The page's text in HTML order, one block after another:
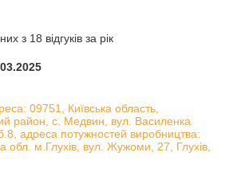
з 18 відгуків за рік
09751, Київська область,
район, с. Медвин, вул. Василенка
адреса потужностей виробництва:
обл. м.Глухів, вул. Жужоми, 27, Глухів,